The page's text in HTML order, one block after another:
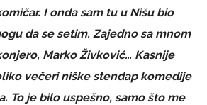
I onda sam tu u Nišu bio
da se setim. Zajedno sa mnom
Marko Živković… Kasnije
večeri niške stendap komedije
To je bilo uspešno, samo što me